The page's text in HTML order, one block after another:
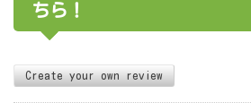
ちら！
Create your own review